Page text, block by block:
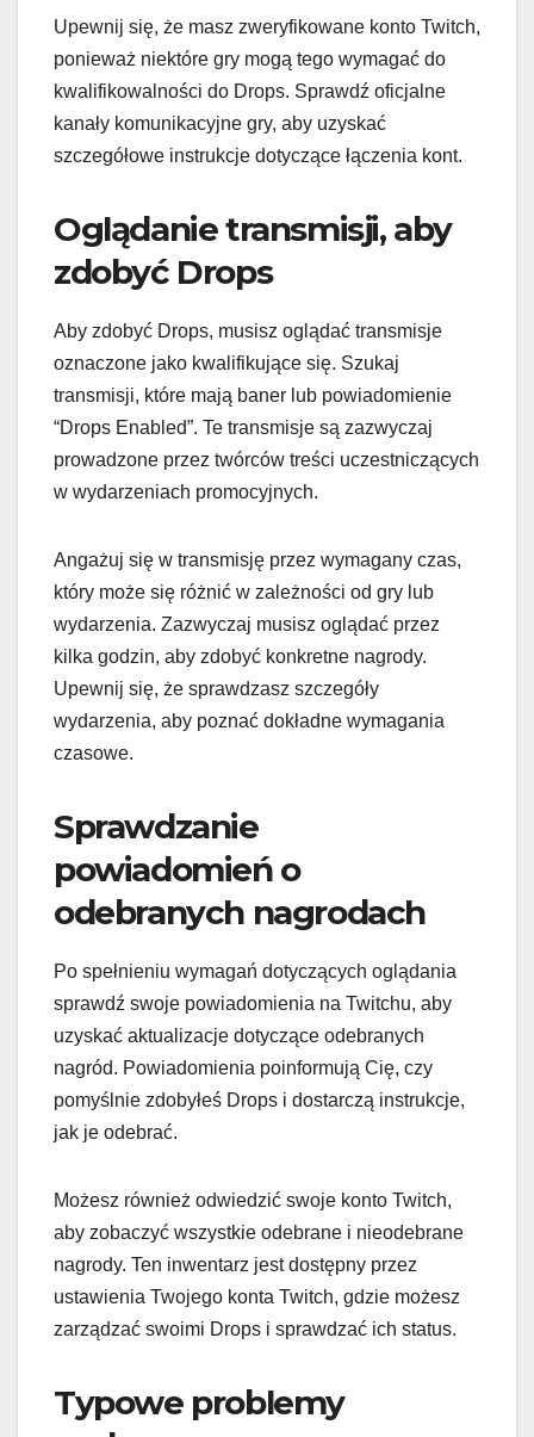
Upewnij się, że masz zweryfikowane konto Twitch,
ponieważ niektóre gry mogą tego wymagać do
kwalifikowalności do Drops. Sprawdź oficjalne
kanały komunikacyjne gry, aby uzyskać
szczegółowe instrukcje dotyczące łączenia kont.
Oglądanie transmisji, aby
zdobyć Drops
Aby zdobyć Drops, musisz oglądać transmisje
oznaczone jako kwalifikujące się. Szukaj
transmisji, które mają baner lub powiadomienie
“Drops Enabled”. Te transmisje są zazwyczaj
prowadzone przez twórców treści uczestniczących
w wydarzeniach promocyjnych.
Angażuj się w transmisję przez wymagany czas,
który może się różnić w zależności od gry lub
wydarzenia. Zazwyczaj musisz oglądać przez
kilka godzin, aby zdobyć konkretne nagrody.
Upewnij się, że sprawdzasz szczegóły
wydarzenia, aby poznać dokładne wymagania
czasowe.
Sprawdzanie
powiadomień o
odebranych nagrodach
Po spełnieniu wymagań dotyczących oglądania
sprawdź swoje powiadomienia na Twitchu, aby
uzyskać aktualizacje dotyczące odebranych
nagród. Powiadomienia poinformują Cię, czy
pomyślnie zdobyłeś Drops i dostarczą instrukcje,
jak je odebrać.
Możesz również odwiedzić swoje konto Twitch,
aby zobaczyć wszystkie odebrane i nieodebrane
nagrody. Ten inwentarz jest dostępny przez
ustawienia Twojego konta Twitch, gdzie możesz
zarządzać swoimi Drops i sprawdzać ich status.
Typowe problemy